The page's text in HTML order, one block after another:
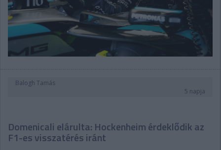
Balogh Tamás
5 napja
Domenicali elárulta: Hockenheim érdeklődik az
F1-es visszatérés iránt